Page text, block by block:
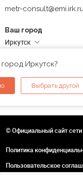
metr-
Ваш город
Иркутск
Иркутск?
Выбрать другой
© Официальный сайт
Политика
Пользовательское